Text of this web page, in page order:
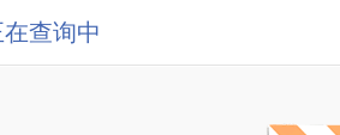
在查询中